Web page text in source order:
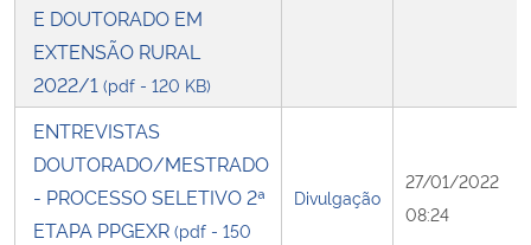
E DOUTORADO EM
EXTENSÃO RURAL
2022/1 (pdf - 120 KB)
ENTREVISTAS
DOUTORADO/MESTRADO
- PROCESSO SELETIVO 2ª
ETAPA PPGEXR (pdf - 150
Divulgação
27/01/2022
08:24